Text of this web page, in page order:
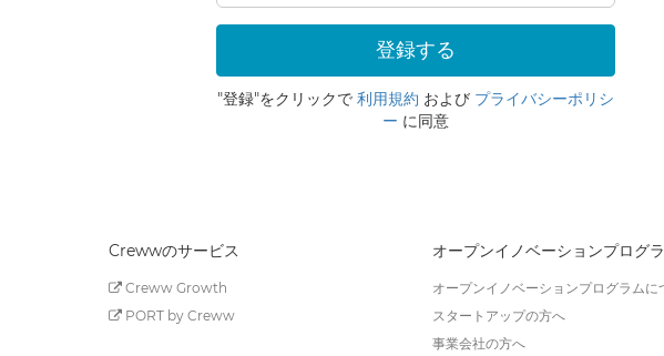
"登録"をクリックで 利用規約 および プライバシーポリシ
ー に同意
Crewwのサービス
Creww Growth
PORT by Creww
オープンイノベーションプログ
オープンイノベーションプログラムに
スタートアップの方へ
事業会社の方へ